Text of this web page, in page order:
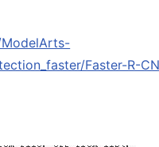
Faster-R-